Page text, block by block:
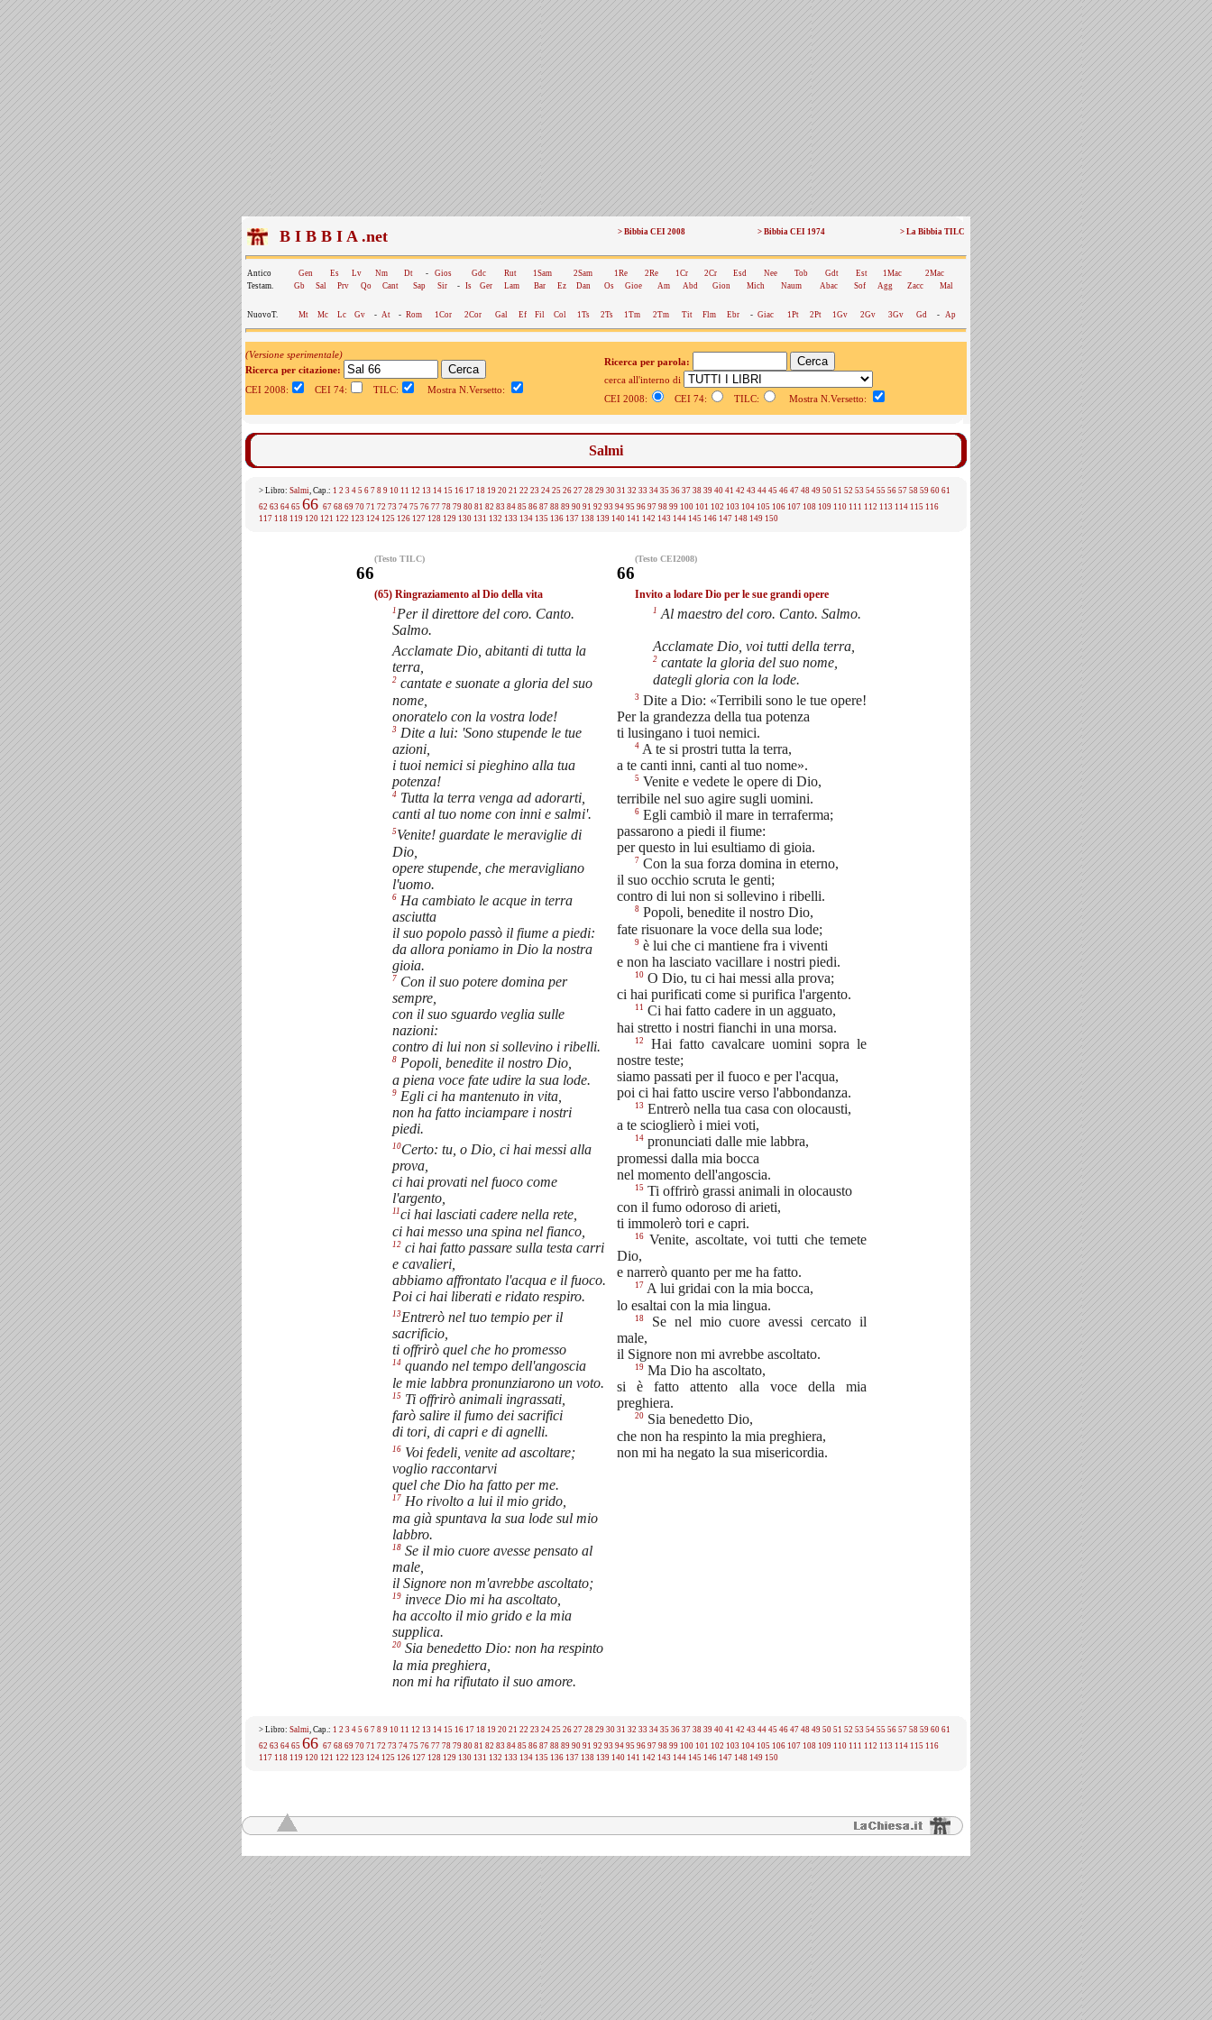
B I B B I A .net > Bibbia CEI 2008 > Bibbia CEI 1974 > La Bibbia TILC
Antico Gen Es Lv Nm Dt - Gios Gdc Rut 1Sam 2Sam 1Re 2Re 1Cr 2Cr Esd Nee Tob Gdt Est 1Mac
2Mac
Testam.
Gb Sal Prv Qo Cant Sap Sir - Is Ger Lam Bar Ez Dan Os Gioe Am Abd Gion Mich Naum Abac Sof Agg Zacc Mal
NuovoT. Mt Mc Lc Gv - At - Rom 1Cor 2Cor Gal Ef Fil Col 1Ts 2Ts 1Tm 2Tm Tit Flm Ebr - Giac 1Pt 2Pt 1Gv 2Gv 3Gv Gd - Ap
(Versione sperimentale)
Ricerca per citazione:
CEI 2008:
CEI 74: TILC: Mostra N.Versetto:
Ricerca per parola:
cerca all'interno di
CEI 2008:
CEI 74: TILC: Mostra N.Versetto:
Salmi
> Libro: Salmi, Cap.: 1 2 3 4 5 6 7 8 9 10 11 12 13 14 15 16 17 18 19 20 21 22 23 24 25 26 27 28 29 30 31 32 33 34 35 36 37 38 39 40 41 42 43 44 45 46 47 48 49 50 51 52 53 54 55 56 57 58 59 60 61
62 63 64 65 66 67 68 69 70 71 72 73 74 75 76 77 78 79 80 81 82 83 84 85 86 87 88 89 90 91 92 93 94 95 96 97 98 99 100 101 102 103 104 105 106 107 108 109 110 111 112 113 114 115 116
117 118 119 120 121 122 123 124 125 126 127 128 129 130 131 132 133 134 135 136 137 138 139 140 141 142 143 144 145 146 147 148 149 150
(Testo TILC)
66
(65) Ringraziamento al Dio della vita
1 Per il direttore del coro. Canto.
Salmo.
Acclamate Dio, abitanti di tutta la
terra,
2 cantate e suonate a gloria del suo
nome,
onoratelo con la vostra lode!
3 Dite a lui: 'Sono stupende le tue
azioni,
i tuoi nemici si pieghino alla tua
potenza!
4 Tutta la terra venga ad adorarti,
canti al tuo nome con inni e salmi'.
5Venite! guardate le meraviglie di
Dio,
opere stupende, che meravigliano
l'uomo.
6 Ha cambiato le acque in terra
asciutta
il suo popolo passò il fiume a piedi:
da allora poniamo in Dio la nostra
gioia.
7 Con il suo potere domina per
sempre,
con il suo sguardo veglia sulle
nazioni:
contro di lui non si sollevino i ribelli.
8 Popoli, benedite il nostro Dio,
a piena voce fate udire la sua lode.
9 Egli ci ha mantenuto in vita,
non ha fatto inciampare i nostri
piedi.
10Certo: tu, o Dio, ci hai messi alla
prova,
ci hai provati nel fuoco come
l'argento,
11ci hai lasciati cadere nella rete,
ci hai messo una spina nel fianco,
12 ci hai fatto passare sulla testa carri
e cavalieri,
abbiamo affrontato l'acqua e il fuoco.
Poi ci hai liberati e ridato respiro.
13Entrerò nel tuo tempio per il
sacrificio,
ti offrirò quel che ho promesso
14 quando nel tempo dell'angoscia
le mie labbra pronunziarono un voto.
15 Ti offrirò animali ingrassati,
farò salire il fumo dei sacrifici
di tori, di capri e di agnelli.
16 Voi fedeli, venite ad ascoltare;
voglio raccontarvi
quel che Dio ha fatto per me.
17 Ho rivolto a lui il mio grido,
ma già spuntava la sua lode sul mio
labbro.
18 Se il mio cuore avesse pensato al
male,
il Signore non m'avrebbe ascoltato;
19 invece Dio mi ha ascoltato,
ha accolto il mio grido e la mia
supplica.
20 Sia benedetto Dio: non ha respinto
la mia preghiera,
non mi ha rifiutato il suo amore.
(Testo CEI2008)
66
Invito a lodare Dio per le sue grandi opere
1 Al maestro del coro. Canto. Salmo.
Acclamate Dio, voi tutti della terra,
2 cantate la gloria del suo nome,
dategli gloria con la lode.
3 Dite a Dio: «Terribili sono le tue opere!
Per la grandezza della tua potenza
ti lusingano i tuoi nemici.
4 A te si prostri tutta la terra,
a te canti inni, canti al tuo nome».
5 Venite e vedete le opere di Dio,
terribile nel suo agire sugli uomini.
6 Egli cambiò il mare in terraferma;
passarono a piedi il fiume:
per questo in lui esultiamo di gioia.
7 Con la sua forza domina in eterno,
il suo occhio scruta le genti;
contro di lui non si sollevino i ribelli.
8 Popoli, benedite il nostro Dio,
fate risuonare la voce della sua lode;
9 è lui che ci mantiene fra i viventi
e non ha lasciato vacillare i nostri piedi.
10 O Dio, tu ci hai messi alla prova;
ci hai purificati come si purifica l'argento.
11 Ci hai fatto cadere in un agguato,
hai stretto i nostri fianchi in una morsa.
12
Hai fatto cavalcare uomini sopra le
nostre teste;
siamo passati per il fuoco e per l'acqua,
poi ci hai fatto uscire verso l'abbondanza.
13 Entrerò nella tua casa con olocausti,
a te scioglierò i miei voti,
14 pronunciati dalle mie labbra,
promessi dalla mia bocca
nel momento dell'angoscia.
15 Ti offrirò grassi animali in olocausto
con il fumo odoroso di arieti,
ti immolerò tori e capri.
16 Venite, ascoltate, voi tutti che temete
Dio,
e narrerò quanto per me ha fatto.
17 A lui gridai con la mia bocca,
lo esaltai con la mia lingua.
18
Se nel mio cuore avessi cercato il
male,
il Signore non mi avrebbe ascoltato.
19 Ma Dio ha ascoltato,
si è fatto attento alla voce della mia
preghiera.
20 Sia benedetto Dio,
che non ha respinto la mia preghiera,
non mi ha negato la sua misericordia.
> Libro: Salmi, Cap.: 1 2 3 4 5 6 7 8 9 10 11 12 13 14 15 16 17 18 19 20 21 22 23 24 25 26 27 28 29 30 31 32 33 34 35 36 37 38 39 40 41 42 43 44 45 46 47 48 49 50 51 52 53 54 55 56 57 58 59 60 61
62 63 64 65 66 67 68 69 70 71 72 73 74 75 76 77 78 79 80 81 82 83 84 85 86 87 88 89 90 91 92 93 94 95 96 97 98 99 100 101 102 103 104 105 106 107 108 109 110 111 112 113 114 115 116
117 118 119 120 121 122 123 124 125 126 127 128 129 130 131 132 133 134 135 136 137 138 139 140 141 142 143 144 145 146 147 148 149 150